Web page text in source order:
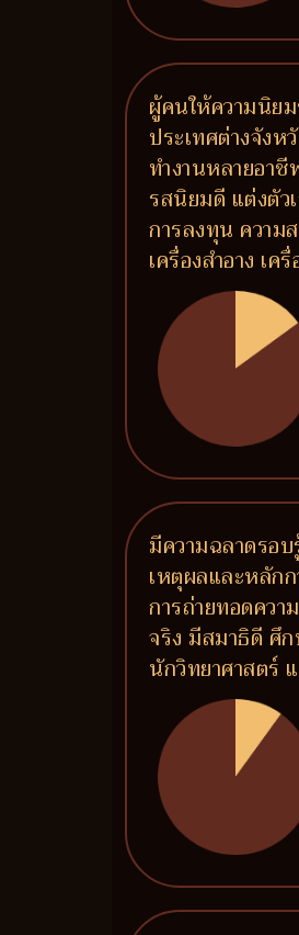
ผู้คนให้ความนิย
ประเทศต่างจัง
ทำงานหลายอา
รสนิยมดี แต่งตัว
การลงทุน ความ
เครื่องสำอาง เ
มีความฉลาดรอ
เหตุผลและหลัก
การถ่ายทอดคว
จริง มีสมาธิดี ศึก
นักวิทยาศาสตร์